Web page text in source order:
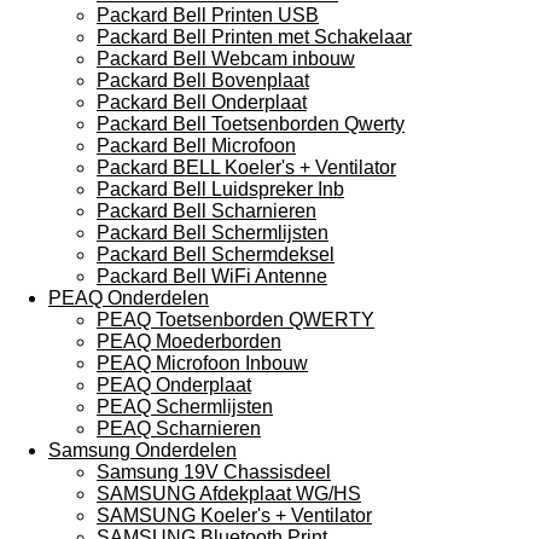
Packard Bell Printen USB
Packard Bell Printen met Schakelaar
Packard Bell Webcam inbouw
Packard Bell Bovenplaat
Packard Bell Onderplaat
Packard Bell Toetsenborden Qwerty
Packard Bell Microfoon
Packard BELL Koeler's + Ventilator
Packard Bell Luidspreker Inb
Packard Bell Scharnieren
Packard Bell Schermlijsten
Packard Bell Schermdeksel
Packard Bell WiFi Antenne
PEAQ Onderdelen
PEAQ Toetsenborden QWERTY
PEAQ Moederborden
PEAQ Microfoon Inbouw
PEAQ Onderplaat
PEAQ Schermlijsten
PEAQ Scharnieren
Samsung Onderdelen
Samsung 19V Chassisdeel
SAMSUNG Afdekplaat WG/HS
SAMSUNG Koeler's + Ventilator